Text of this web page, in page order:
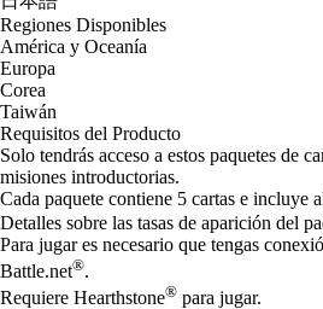
Regiones Disponibles
América y Oceanía
Europa
Corea
Taiwán
Requisitos del Producto
Solo tendrás acceso a estos paquetes de
misiones introductorias.
Cada paquete contiene 5 cartas e incluye
Detalles sobre las tasas de aparición del
Para jugar es necesario que tengas
Battle.net®.
Requiere Hearthstone® para jugar.